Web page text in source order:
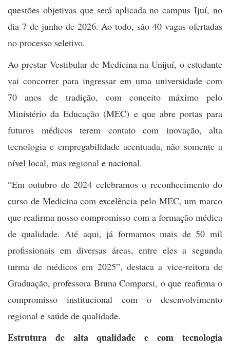
questões objetivas que será aplicada no campus Ijuí, no
dia 7 de junho de 2026. Ao todo, são 40 vagas ofertadas
no processo seletivo.
Ao prestar Vestibular de Medicina na Unijuí, o estudante
vai concorrer para ingressar em uma universidade com
70 anos de tradição, com conceito máximo pelo
Ministério da Educação (MEC) e que abre portas para
futuros médicos terem contato com inovação, alta
tecnologia e empregabilidade acentuada, não somente a
nível local, mas regional e nacional.
“Em outubro de 2024 celebramos o reconhecimento do
curso de Medicina com excelência pelo MEC, um marco
que reafirma nosso compromisso com a formação médica
de qualidade. Até aqui, já formamos mais de 50 mil
profissionais em diversas áreas, entre eles a segunda
turma de médicos em 2025”, destaca a vice-reitora de
Graduação, professora Bruna Comparsi, o que reafirma o
compromisso institucional com o desenvolvimento
regional e saúde de qualidade.
Estrutura de alta qualidade e com tecnologia